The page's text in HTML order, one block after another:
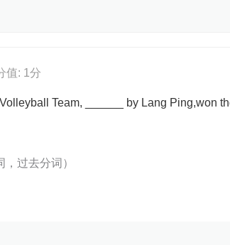
值: 1分
Team, ______ by Lang Ping,won
过去分词）